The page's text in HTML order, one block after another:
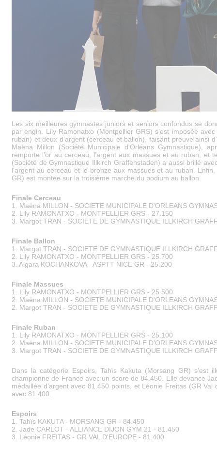
Les six meilleures gymnastes juniors et seniors confondus se
par engin. Lily Ramonatxo (Montpellier GRS) s’est imposée
ruban) et deux d’argent (cerceau et ballon), faisant preuve ainsi
Maëna Millon (Société Municipale d'Orléans Gymnastique),
remporte l’or au cerceau, l’argent aux massues et au ruban, et
(Société de Gymnastique Illkirch Graffenstaden) a aussi brillé
l'argent au cerceau et le bronze aux massues et au ruban.
GR) est montée sur la troisième marche du podium au ballon.
Finale Cerceau
1. Maëna MILLON - SOCIETE MUNICIPALE D'ORLEANS
2. Lily RAMONATXO - MONTPELLIER GRS - 27.150
3. Margot TRAN - SOCIETE DE GYMNASTIQUE ILLKIRCH
Finale Ballon
1. Margot TRAN - SOCIETE DE GYMNASTIQUE ILLKIRCH
2. Lily RAMONATXO - MONTPELLIER GRS - 25.700
3. Algara KOCHANKOVA - ASPTT NICE GR - 25.200
Finale Massues
1. Lily RAMONATXO - MONTPELLIER GRS - 25.500
2. Maëna MILLON - SOCIETE MUNICIPALE D'ORLEANS
2. Margot TRAN - SOCIETE DE GYMNASTIQUE ILLKIRCH
Finale Ruban
1. Lily RAMONATXO - MONTPELLIER GRS - 25.100
2. Maëna MILLON - SOCIETE MUNICIPALE D'ORLEANS
3. Margot TRAN - SOCIETE DE GYMNASTIQUE ILLKIRCH
Dans la catégorie Espoirs, Tahïs Kakuta (Morsang GR) s’est
championne de France avec un score de 84.450. Elle devance
médaillée d’argent avec 81.450 points, et Léonie Freitas (GR Val
avec 81.400.
Espoirs
1. Tahïs KAKUTA - MORSANG GR - 84.450
2. Jade CARLOT - ALLIANCE DIJON GYM 21 - 81.450
3. Léonie FREITAS - GR VAL D'EUROPE - 81.400